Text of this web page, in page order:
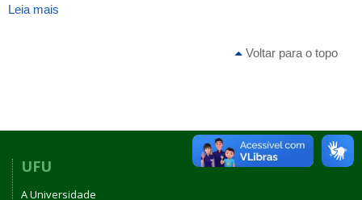
Leia mais
de
de
Voltar para o topo
UFU
A Universidade